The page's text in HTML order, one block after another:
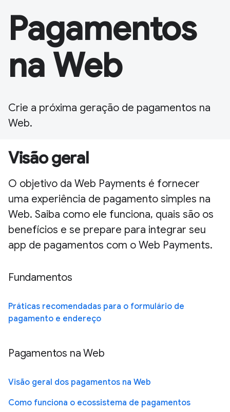
Pagamentos
na Web
Crie a próxima geração de pagamentos na
Web.
Visão geral
O objetivo da Web Payments é fornecer
uma experiência de pagamento simples na
Web. Saiba como ele funciona, quais são os
benefícios e se prepare para integrar seu
app de pagamentos com o Web Payments.
Fundamentos
Práticas recomendadas para o formulário de
pagamento e endereço
Pagamentos na Web
Visão geral dos pagamentos na Web
Como funciona o ecossistema de pagamentos